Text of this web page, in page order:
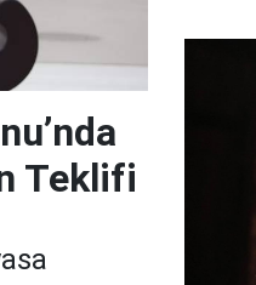
Teklifi